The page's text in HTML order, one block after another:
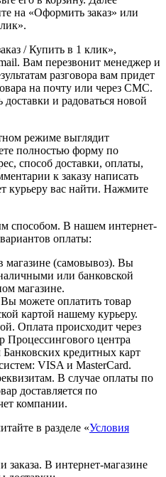
на «Оформить заказ» или
/ Купить в 1 клик»,
Вам перезвонит менеджер и
разговора вам придет
на почту или через СМС.
доставки и радоваться новой
режиме выглядит
полностью форму по
способ доставки, оплаты,
к заказу написать
курьеру вас найти. Нажмите
способом. В нашем интернет-
оплаты:
магазине (самовывоз). Вы
или банковской
магазине.
можете оплатить товар
картой нашему курьеру.
Оплата происходит через
Процессингового центра
кредитных карт
VISA и MasterCard.
В случае оплаты по
доставляется по
компании.
в разделе «Условия
заказа. В интернет-магазине